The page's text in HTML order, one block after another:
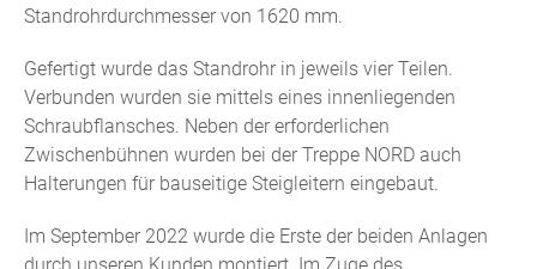
Standrohrdurchmesser von 1620 mm.
Gefertigt wurde das Standrohr in jeweils vier Teilen.
Verbunden wurden sie mittels eines innenliegenden
Schraubflansches. Neben der erforderlichen
Zwischenbühnen wurden bei der Treppe NORD auch
Halterungen für bauseitige Steigleitern eingebaut.
Im September 2022 wurde die Erste der beiden Anlagen